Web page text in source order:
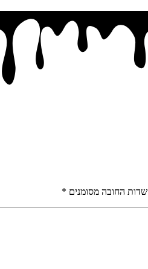
שדות החובה מסומנים *